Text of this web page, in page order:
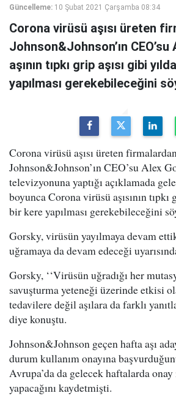
Güncelleme: 10 Şubat 2021 Çarşamba 08:34
Corona virüsü aşısı üreten
Johnson&Johnson’ın CEO’su
aşının tıpkı grip aşısı gibi
yapılması gerekebileceğini
Corona virüsü aşısı üreten
Johnson&Johnson’ın CEO’su Alex
televizyonuna yaptığı açıklamada
boyunca Corona virüsü aşısının tıpkı
bir kere yapılması gerekebileceğini
Gorsky, virüsün yayılmaya devam
uğramaya da devam edeceği
Gorsky, ‘‘Virüsün uğradığı her
savuşturma yeteneği üzerinde etkisi
tedavilere değil aşılara da farklı
diye konuştu.
Johnson&Johnson geçen hafta aşı
durum kullanım onayına
Avrupa’da da gelecek haftalarda
yapacağını kaydetmişti.